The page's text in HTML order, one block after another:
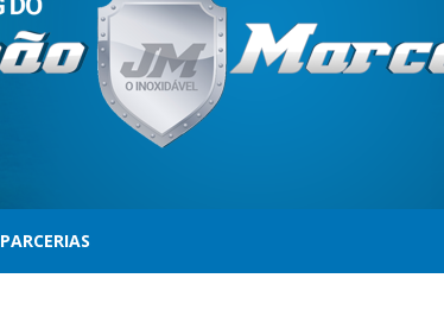
PARCERIAS